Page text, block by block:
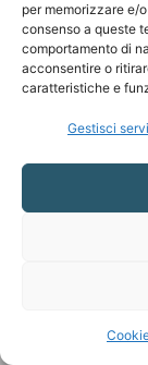
per memorizzare e/
consenso a queste
comportamento di
acconsentire o
caratteristiche e
Gestisci